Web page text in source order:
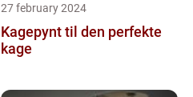
27 february 2024
Kagepynt til den perfekte
kage